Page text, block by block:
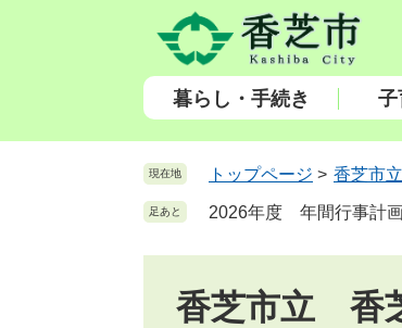
頭
飛
暮らし・手続き 子
現在地 トップページ > 香芝市
足あと 2026年度 年間行事計
香芝市立 香